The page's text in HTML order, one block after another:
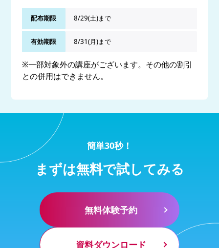
配布期限 8/29(土)まで
有効期限 8/31(月)まで
※一部対象外の講座がございます。その他の割引
との併用はできません。
簡単30秒！
まずは無料で試してみる
無料体験予約
資料ダウンロード